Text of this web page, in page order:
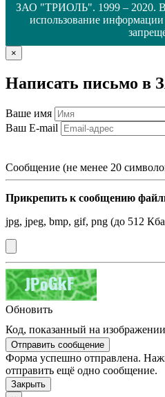
ЗАО "ТРИОЛЬ". 1999 – 2020.
использование
×
Написать письмо
Ваше имя
Ваш E-mail
Сообщение (не менее 20
Прикрепить к сообщению
jpg, jpeg, bmp, gif, png (до 512
Обновить
Код, показанный на изображении
Отправить сообщение
Форма успешно отправлена.
отправить ещё одно сообщение.
Закрыть